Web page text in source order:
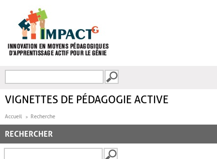
FORMULAIRE DE
VIGNETTES DE PÉDAGOGIE ACTIVE
Accueil Recherche
RECHERCHER